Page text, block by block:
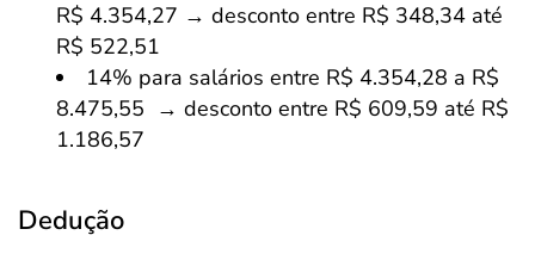
R$ 4.354,27 → desconto entre R$ 348,34 até
R$ 522,51
14% para salários entre R$ 4.354,28 a R$
8.475,55 → desconto entre R$ 609,59 até R$
1.186,57
Dedução